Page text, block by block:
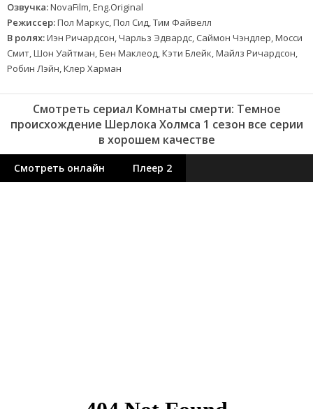
Озвучка:NovaFilm, Eng.Original
Режиссер:Пол Маркус, Пол Сид, Тим Файвелл
В ролях:Иэн Ричардсон, Чарльз Эдвардс, Саймон Чэндлер, Мосси
Смит, Шон Уайтман, Бен Маклеод, Кэти Блейк, Майлз Ричардсон,
Робин Лэйн, Клер Харман
Смотреть сериал Комнаты смерти: Темное
происхождение Шерлока Холмса 1 сезон все серии
в хорошем качестве
Смотреть онлайн Плеер 2